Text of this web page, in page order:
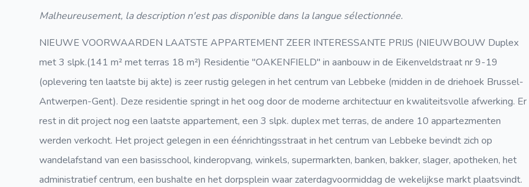
Malheureusement, la description n'est pas disponible dans la langue sélectionnée.
NIEUWE VOORWAARDEN LAATSTE APPARTEMENT ZEER INTERESSANTE PRIJS (NIEUWBOUW Duplex
met 3 slpk.(141 m² met terras 18 m²) Residentie "OAKENFIELD" in aanbouw in de Eikenveldstraat nr 9-19
(oplevering ten laatste bij akte) is zeer rustig gelegen in het centrum van Lebbeke (midden in de driehoek Brussel-
Antwerpen-Gent). Deze residentie springt in het oog door de moderne architectuur en kwaliteitsvolle afwerking. Er
rest in dit project nog een laatste appartement, een 3 slpk. duplex met terras, de andere 10 appartezmenten
werden verkocht. Het project gelegen in een éénrichtingsstraat in het centrum van Lebbeke bevindt zich op
wandelafstand van een basisschool, kinderopvang, winkels, supermarkten, banken, bakker, slager, apotheken, het
administratief centrum, een bushalte en het dorpsplein waar zaterdagvoormiddag de wekelijkse markt plaatsvindt.